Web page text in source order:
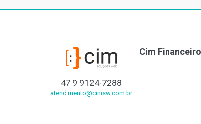
47 9 9124-7288
atendimento@cimsw.com.br
Cim Financeiro